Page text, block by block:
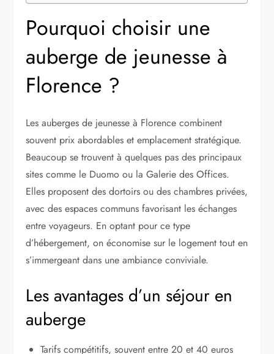
Pourquoi choisir une
auberge de jeunesse à
Florence ?
Les auberges de jeunesse à Florence combinent
souvent prix abordables et emplacement stratégique.
Beaucoup se trouvent à quelques pas des principaux
sites comme le Duomo ou la Galerie des Offices.
Elles proposent des dortoirs ou des chambres privées,
avec des espaces communs favorisant les échanges
entre voyageurs. En optant pour ce type
d’hébergement, on économise sur le logement tout en
s’immergeant dans une ambiance conviviale.
Les avantages d’un séjour en
auberge
Tarifs compétitifs, souvent entre 20 et 40 euros